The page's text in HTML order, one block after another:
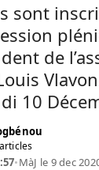
sont
de
10
•MàJ le 9 dec